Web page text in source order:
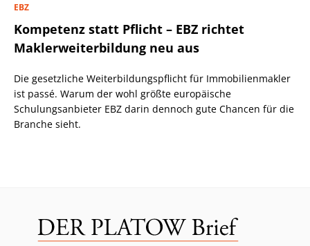
EBZ
Kompetenz statt Pflicht – EBZ richtet
Maklerweiterbildung neu aus
Die gesetzliche Weiterbildungspflicht für Immobilienmakler
ist passé. Warum der wohl größte europäische
Schulungsanbieter EBZ darin dennoch gute Chancen für die
Branche sieht.